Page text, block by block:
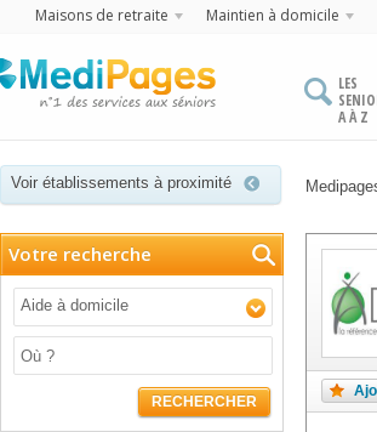
Maisons de retraite Maintien à domicile
LES
A À Z
Voir établissements à proximité
Votre recherche
Aide à domicile
RECHERCHER